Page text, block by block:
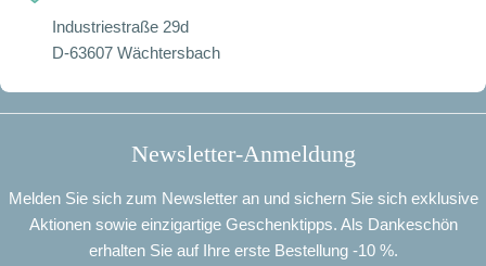
Industriestraße 29d
D-63607 Wächtersbach
Newsletter-Anmeldung
Melden Sie sich zum Newsletter an und sichern Sie sich exklusive
Aktionen sowie einzigartige Geschenktipps. Als Dankeschön
erhalten Sie auf Ihre erste Bestellung -10 %.